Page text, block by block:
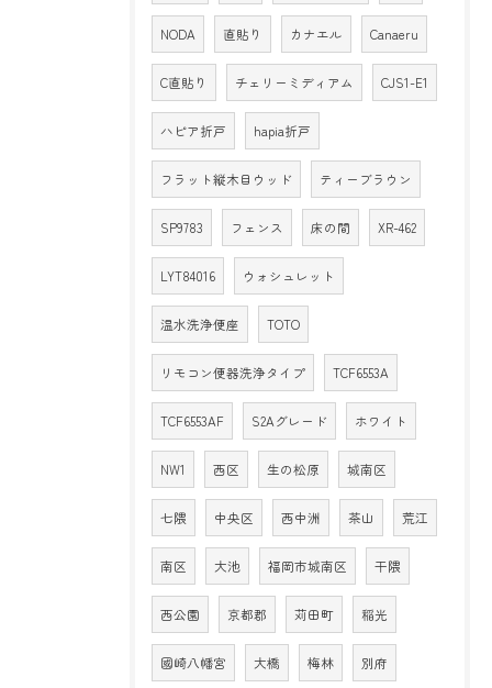
NODA 直貼り カナエル Canaeru
C直貼り チェリーミディアム CJS1-E1
ハピア折戸 hapia折戸
フラット縦木目ウッド ティーブラウン
SP9783 フェンス 床の間 XR-462
LYT84016 ウォシュレット
温水洗浄便座 TOTO
リモコン便器洗浄タイプ TCF6553A
TCF6553AF S2Aグレード ホワイト
NW1 西区 生の松原 城南区
七隈 中央区 西中洲 茶山 荒江
南区 大池 福岡市城南区 干隈
西公園 京都郡 苅田町 稲光
國崎八幡宮 大橋 梅林 別府